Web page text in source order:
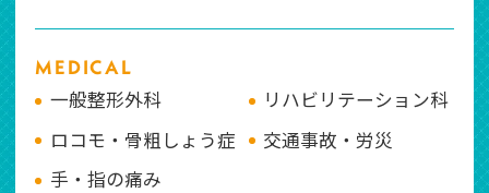
MEDICAL
一般整形外科
リハビリテーション科
ロコモ・骨粗しょう症
交通事故・労災
手・指の痛み